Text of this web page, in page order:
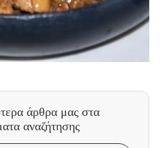
άρθρα μας στα
αναζήτησης